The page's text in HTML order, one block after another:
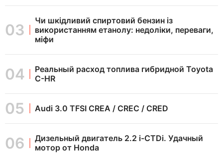
Чи шкідливий спиртовий бензин із
використанням етанолу: недоліки, переваги,
міфи
Реальный расход топлива гибридной Toyota
C-HR
Audi 3.0 TFSI CREA / CREC / CRED
Дизельный двигатель 2.2 i-CTDi. Удачный
мотор от Honda